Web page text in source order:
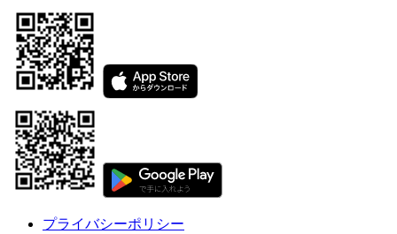
プライバシーポリシー